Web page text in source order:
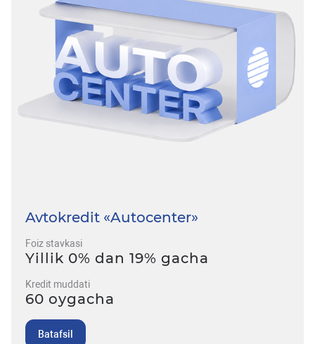
Avtokredit «Autocenter»
Foiz stavkasi
Yillik 0% dan 19% gacha
Kredit muddati
60 oygacha
Batafsil